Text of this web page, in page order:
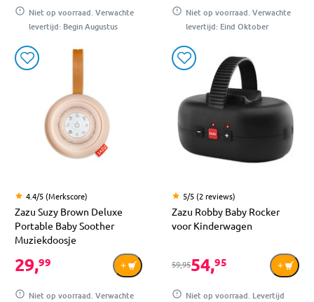
Niet op voorraad. Verwachte
levertijd: Begin Augustus
Niet op voorraad. Verwachte
levertijd: Eind Oktober
4.4/5 (Merkscore)
Zazu Suzy Brown Deluxe
Portable Baby Soother
Muziekdoosje
29,99
Niet op voorraad. Verwachte
5/5 (2 reviews)
Zazu Robby Baby Rocker
voor Kinderwagen
59,9554,95
Niet op voorraad. Levertijd